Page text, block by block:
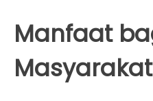
Manfaat
Masyarakat